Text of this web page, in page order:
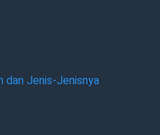
dan Jenis-Jenisnya